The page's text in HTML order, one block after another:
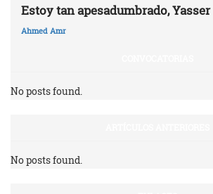
Estoy tan apesadumbrado, Yasser
Ahmed Amr
No posts found.
No posts found.